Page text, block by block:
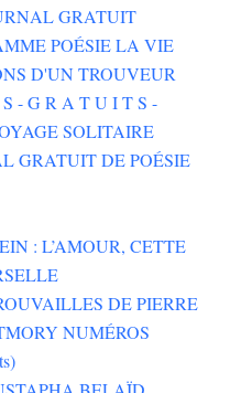
GRATUIT
POÉSIE LA VIE
D'UN TROUVEUR
- G R A T U I T S -
SOLITAIRE
GRATUIT DE POÉSIE
: L’AMOUR, CETTE
DE PIERRE
NUMÉROS